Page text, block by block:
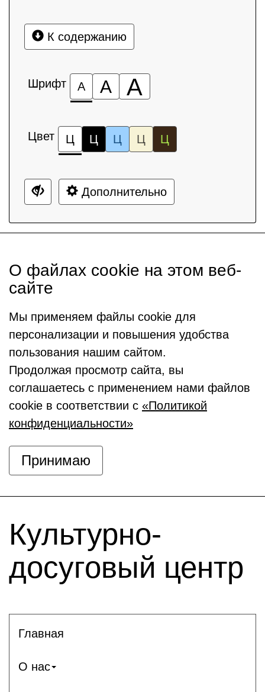
К содержанию
Шрифт А А А
Цвет Ц Ц Ц Ц Ц
Дополнительно
О файлах cookie на этом веб-
сайте
Мы применяем файлы cookie для
персонализации и повышения удобства
пользования нашим сайтом.
Продолжая просмотр сайта, вы
соглашаетесь с применением нами файлов
cookie в соответствии с «Политикой
конфиденциальности»
Принимаю
Культурно-
досуговый центр
Главная
О нас